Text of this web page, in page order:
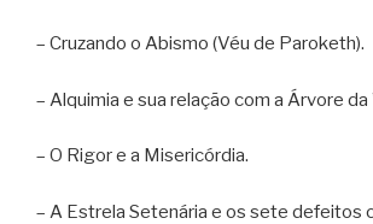
– Cruzando o Abismo (Véu de Paroketh).
– Alquimia e sua relação com a Árvore da
– O Rigor e a Misericórdia.
– A Estrela Setenária e os sete defeitos